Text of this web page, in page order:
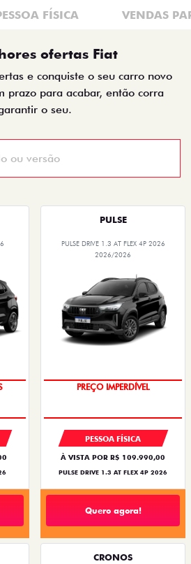
FÍSICA VENDAS
ofertas Fiat
e conquiste o seu carro novo
prazo para acabar, então corra
o seu.
PULSE
PULSE DRIVE 1.3 AT FLEX 4P 2026
2026/2026
PREÇO IMPERDÍVEL
PESSOA FÍSICA
À VISTA POR R$ 109.990,00
PULSE DRIVE 1.3 AT FLEX 4P 2026
Quero agora!
CRONOS